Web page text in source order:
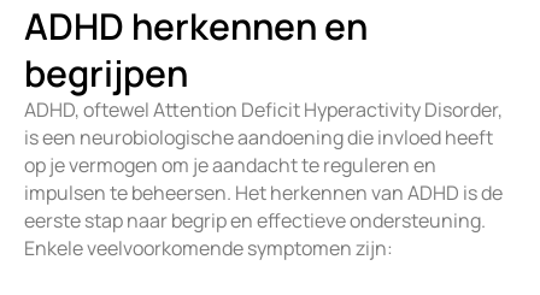
ADHD herkennen en
begrijpen
ADHD, oftewel Attention Deficit Hyperactivity Disorder,
is een neurobiologische aandoening die invloed heeft
op je vermogen om je aandacht te reguleren en
impulsen te beheersen. Het herkennen van ADHD is de
eerste stap naar begrip en effectieve ondersteuning.
Enkele veelvoorkomende symptomen zijn: